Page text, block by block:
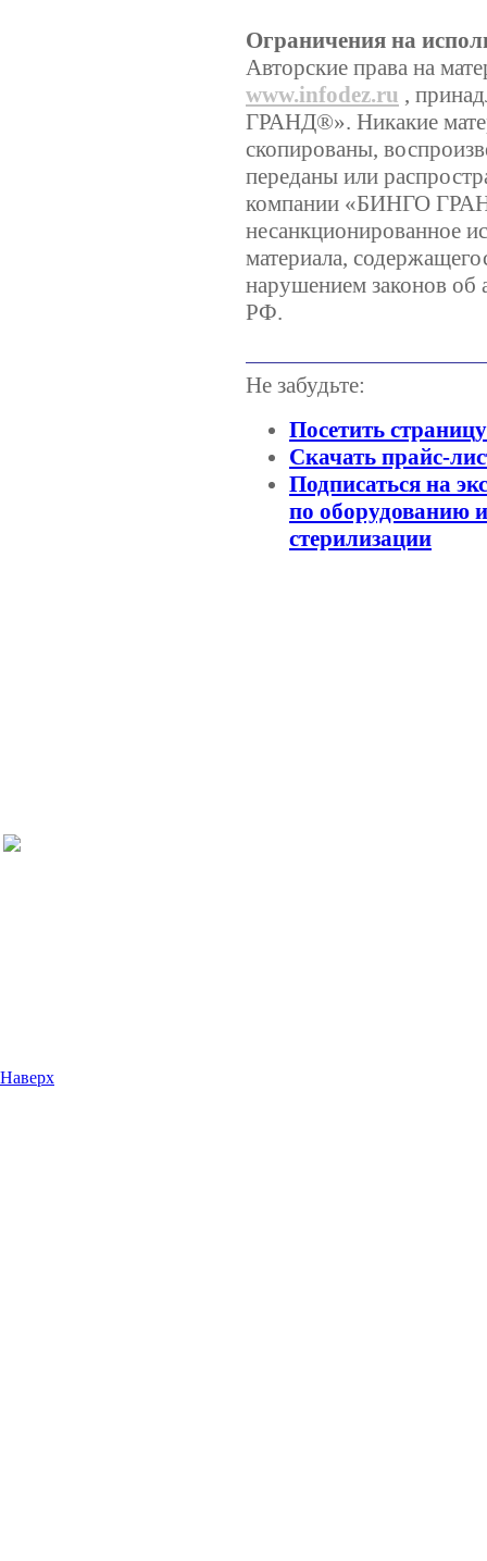
Ограничения на
Авторские права на
www.infodez.ru ,
ГРАНД®». Никакие
скопированы,
переданы или
компании «БИНГО
несанкционированное
материала,
нарушением законов об
РФ.
Не забудьте:
Посетить
Скачать прайс-
Подписаться на
по оборудованию
стерилизации
Наверх